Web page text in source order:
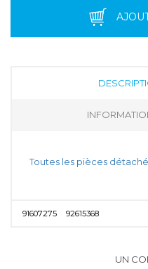
Toutes les pièces
91607275 92615368
UN